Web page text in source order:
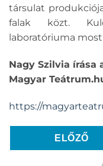
társulat
falak közt.
laboratóriuma
Nagy Szilvia írása
Magyar
https://
ELŐZŐ